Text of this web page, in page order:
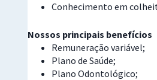
Conhecimento em
Nossos principais benefícios
Remuneração variável;
Plano de Saúde;
Plano Odontológico;